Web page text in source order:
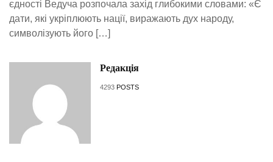
єдності Ведуча розпочала захід глибокими словами: «Є
дати, які укріплюють нації, виражають дух народу,
символізують його […]
Редакція
4293 POSTS